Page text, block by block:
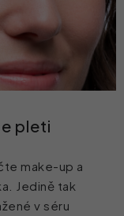
pleti
make-up a
Jedině tak
v séru